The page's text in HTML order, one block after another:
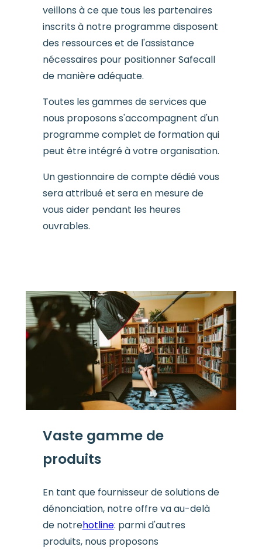
veillons à ce que tous les partenaires
inscrits à notre programme disposent
des ressources et de l'assistance
nécessaires pour positionner Safecall
de manière adéquate.
Toutes les gammes de services que
nous proposons s'accompagnent d'un
programme complet de formation qui
peut être intégré à votre organisation.
Un gestionnaire de compte dédié vous
sera attribué et sera en mesure de
vous aider pendant les heures
ouvrables.
Vaste gamme de
produits
En tant que fournisseur de solutions de
dénonciation, notre offre va au-delà
de notrehotline: parmi d'autres
produits, nous proposons